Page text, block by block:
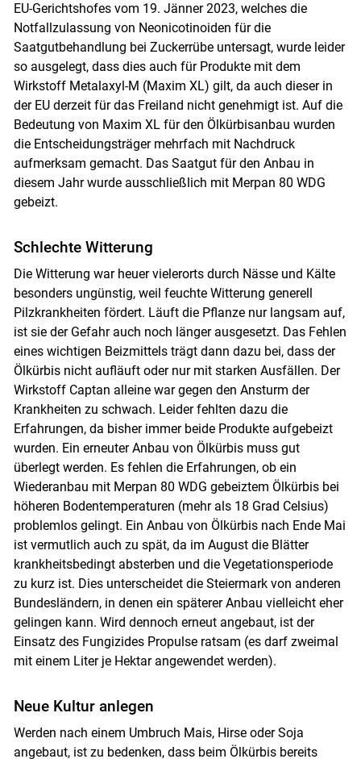
EU-Gerichtshofes vom 19. Jänner 2023, welches die
Notfallzulassung von Neonicotinoiden für die
Saatgutbehandlung bei Zuckerrübe untersagt, wurde leider
so ausgelegt, dass dies auch für Produkte mit dem
Wirkstoff Metalaxyl-M (Maxim XL) gilt, da auch dieser in
der EU derzeit für das Freiland nicht genehmigt ist. Auf die
Bedeutung von Maxim XL für den Ölkürbisanbau wurden
die Entscheidungsträger mehrfach mit Nachdruck
aufmerksam gemacht. Das Saatgut für den Anbau in
diesem Jahr wurde ausschließlich mit Merpan 80 WDG
gebeizt.
Schlechte Witterung
Die Witterung war heuer vielerorts durch Nässe und Kälte
besonders ungünstig, weil feuchte Witterung generell
Pilzkrankheiten fördert. Läuft die Pflanze nur langsam auf,
ist sie der Gefahr auch noch länger ausgesetzt. Das Fehlen
eines wichtigen Beizmittels trägt dann dazu bei, dass der
Ölkürbis nicht aufläuft oder nur mit starken Ausfällen. Der
Wirkstoff Captan alleine war gegen den Ansturm der
Krankheiten zu schwach. Leider fehlten dazu die
Erfahrungen, da bisher immer beide Produkte aufgebeizt
wurden. Ein erneuter Anbau von Ölkürbis muss gut
überlegt werden. Es fehlen die Erfahrungen, ob ein
Wiederanbau mit Merpan 80 WDG gebeiztem Ölkürbis bei
höheren Bodentemperaturen (mehr als 18 Grad Celsius)
problemlos gelingt. Ein Anbau von Ölkürbis nach Ende Mai
ist vermutlich auch zu spät, da im August die Blätter
krankheitsbedingt absterben und die Vegetationsperiode
zu kurz ist. Dies unterscheidet die Steiermark von anderen
Bundesländern, in denen ein späterer Anbau vielleicht eher
gelingen kann. Wird dennoch erneut angebaut, ist der
Einsatz des Fungizides Propulse ratsam (es darf zweimal
mit einem Liter je Hektar angewendet werden).
Neue Kultur anlegen
Werden nach einem Umbruch Mais, Hirse oder Soja
angebaut, ist zu bedenken, dass beim Ölkürbis bereits